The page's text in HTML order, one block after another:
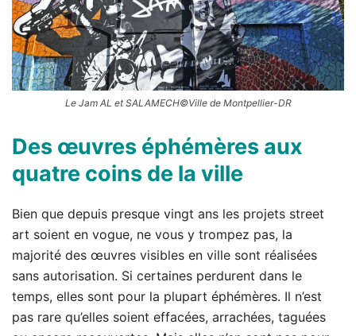
Le Jam AL et SALAMECH©Ville de Montpellier-DR
Des œuvres éphémères aux
quatre coins de la ville
Bien que depuis presque vingt ans les projets street
art soient en vogue, ne vous y trompez pas, la
majorité des œuvres visibles en ville sont réalisées
sans autorisation. Si certaines perdurent dans le
temps, elles sont pour la plupart éphémères. Il n’est
pas rare qu’elles soient effacées, arrachées, taguées